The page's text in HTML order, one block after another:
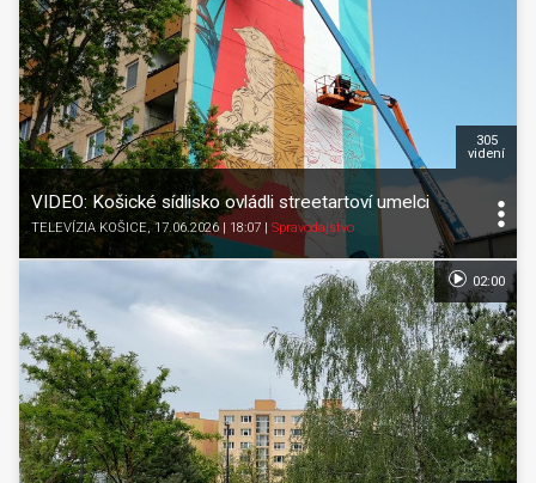
VIDEO: Košické sídlisko ovládli streetartoví umelci
TELEVÍZIA KOŠICE, 17.06.2026 | 18:07 Spravodajstvo
305
videní
02:00